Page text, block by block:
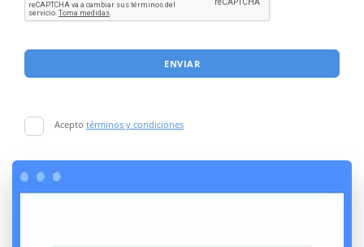
ENVIAR
Acepto términos y condiciones